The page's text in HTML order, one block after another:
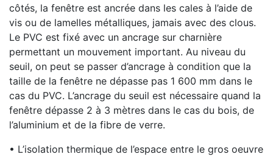
côtés, la fenêtre est ancrée dans les cales à l’aide de
vis ou de lamelles métalliques, jamais avec des clous.
Le PVC est fixé avec un ancrage sur charnière
permettant un mouvement important. Au niveau du
seuil, on peut se passer d’ancrage à condition que la
taille de la fenêtre ne dépasse pas 1 600 mm dans le
cas du PVC. L’ancrage du seuil est nécessaire quand la
fenêtre dépasse 2 à 3 mètres dans le cas du bois, de
l’aluminium et de la fibre de verre.
• L’isolation thermique de l’espace entre le gros oeuvre